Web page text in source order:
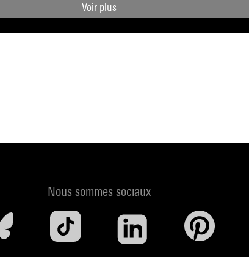
Voir plus
Nous sommes sociaux